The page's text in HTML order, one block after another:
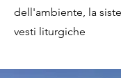
dell'ambiente, la
vesti liturgiche